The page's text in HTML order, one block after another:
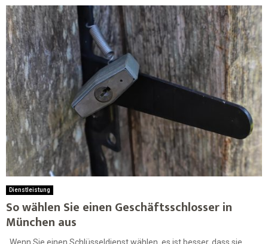
Dienstleistung
So wählen Sie einen Geschäftsschlosser in
München aus
Wenn Sie einen Schlüsseldienst wählen, es ist besser, dass sie